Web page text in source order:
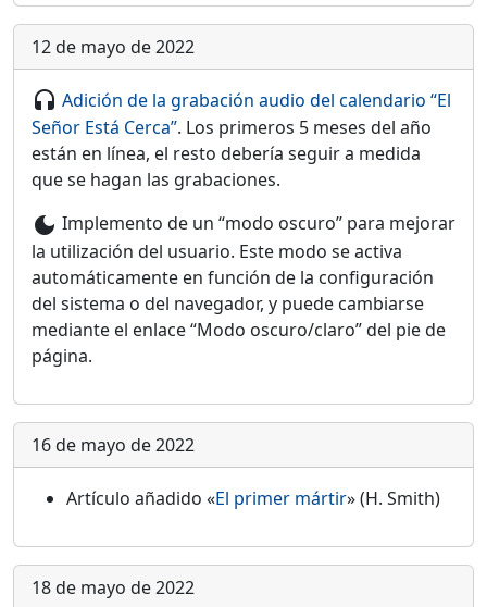
12 de mayo de 2022
headset Adición de la grabación audio del calendario “El
Señor Está Cerca”. Los primeros 5 meses del año
están en línea, el resto debería seguir a medida
que se hagan las grabaciones.
dark_mode Implemento de un “modo oscuro” para mejorar
la utilización del usuario. Este modo se activa
automáticamente en función de la configuración
del sistema o del navegador, y puede cambiarse
mediante el enlace “Modo oscuro/claro” del pie de
página.
16 de mayo de 2022
Artículo añadido «El primer mártir» (H. Smith)
18 de mayo de 2022